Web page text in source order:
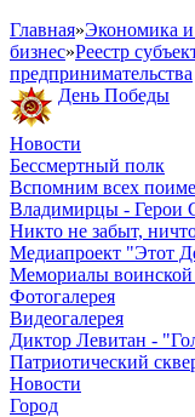
Главная»Экономика и
бизнес»Реестр
предпринимательства
День Победы
Новости
Бессмертный полк
Вспомним всех
Владимирцы - Герои
Никто не забыт,
Медиапроект "Этот
Мемориалы воинской
Фотогалерея
Видеогалерея
Диктор Левитан -
Патриотический
Новости
Город